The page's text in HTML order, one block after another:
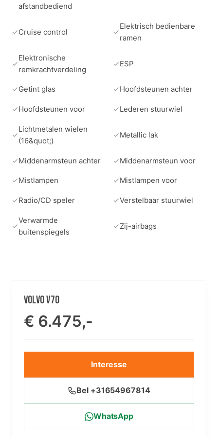
afstandbediend
Cruise control
Elektrisch bedienbare
ramen
Elektronische
remkrachtverdeling
ESP
Getint glas Hoofdsteunen achter
Hoofdsteunen voor Lederen stuurwiel
Lichtmetalen wielen
(16&quot;)
Metallic lak
Middenarmsteun achter Middenarmsteun voor
Mistlampen Mistlampen voor
Radio/CD speler Verstelbaar stuurwiel
Verwarmde
buitenspiegels
Zij-airbags
VOLVO V70
€ 6.475,-
Interesse
Bel +31654967814
WhatsApp